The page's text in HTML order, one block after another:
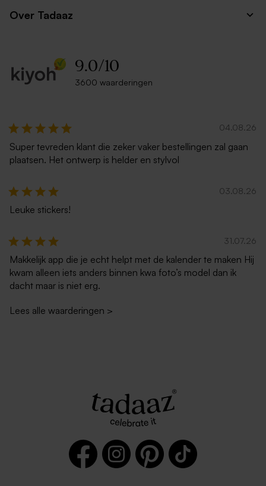
Over Tadaaz
9.0/10
3600 waarderingen
04.08.26
Super tevreden klant die zeker vaker bestellingen zal gaan
plaatsen. Het ontwerp is helder en stylvol
03.08.26
Leuke stickers!
31.07.26
Makkelijk app die je echt helpt met de kalender te maken Hij
kwam alleen iets anders binnen kwa foto’s model dan ik
dacht maar is niet erg.
Lees alle waarderingen >